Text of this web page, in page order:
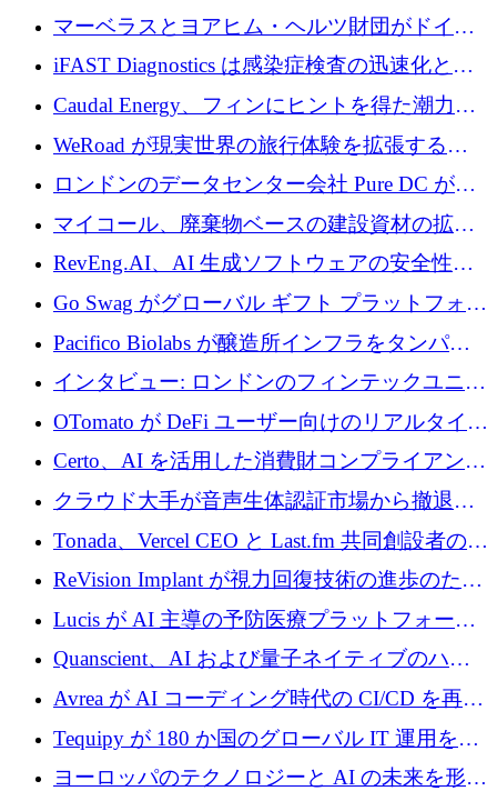
を与える
マーベラスとヨアヒム・ヘルツ財団がドイツ
の商業化ギャップを埋めるために2,000万ユー
ロのディープテック基金を立ち上げる
iFAST Diagnostics は感染症検査の迅速化と抗
菌薬耐性への取り組みに 500 万ポンドを寄付
Caudal Energy、フィンにヒントを得た潮力発
電技術の規模拡大に向けて 430 万ポンドを調
WeRoad が現実世界の旅行体験を拡張するた
めに 5,800 万ドルを獲得
ロンドンのデータセンター会社 Pure DC が欧
州と中東の拡張に 27 億ドルを確保
マイコール、廃棄物ベースの建設資材の拡大
に400万ポンドを投資
RevEng.AI、AI 生成ソフトウェアの安全性を
確保するために 1,500 万ドルを調達
Go Swag がグローバル ギフト プラットフォー
ムを拡大するために 500 万ドルを調達
Pacifico Biolabs が醸造所インフラをタンパク
質生産に転換するために 700 万ユーロを調達
インタビュー: ロンドンのフィンテックユニコ
ーン Tide の CEO、オリバー・プリル氏
OTomato が DeFi ユーザー向けのリアルタイム
インテリジェンス レイヤーを構築するために
Improbable から 200 万ドルを調達
Certo、AI を活用した消費財コンプライアンス
プラットフォームのために 400 万ドルを調達
クラウド大手が音声生体認証市場から撤退す
るなか、Voxmindが54万6,000ポンドのプレシ
ード資金を調達
Tonada、Vercel CEO と Last.fm 共同創設者の支
援を受けてステルス撤退
ReVision Implant が視力回復技術の進歩のため
に 400 万ユーロを確保
Lucis が AI 主導の予防医療プラットフォーム
を拡大するためにシリーズ A で 2,000 万ドル
を調達
Quanscient、AI および量子ネイティブのハー
ドウェア エンジニアリングを推進するために
1,000 万ユーロを調達
Avrea が AI コーディング時代の CI/CD を再発
明するために 470 万ドルをかけてステルスか
ら浮上
Tequipy が 180 か国のグローバル IT 運用を自
動化するために 300 万ユーロ以上を調達
ヨーロッパのテクノロジーと AI の未来を形作